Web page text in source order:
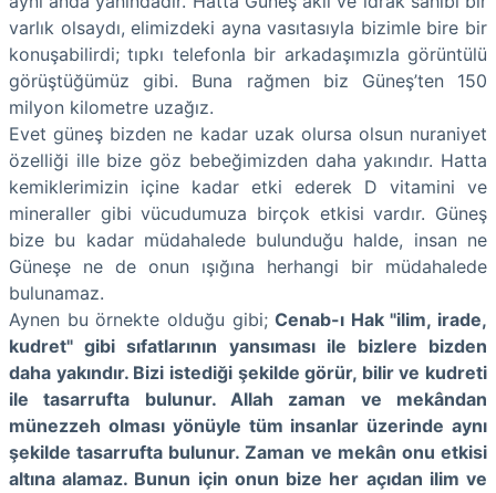
varlık olsaydı, elimizdeki ayna vasıtasıyla bizimle bire bir
konuşabilirdi; tıpkı telefonla bir arkadaşımızla görüntülü
görüştüğümüz gibi. Buna rağmen biz Güneş’ten 150
milyon kilometre uzağız.
Evet güneş bizden ne kadar uzak olursa olsun nuraniyet
özelliği ille bize göz bebeğimizden daha yakındır. Hatta
kemiklerimizin içine kadar etki ederek D vitamini ve
mineraller gibi vücudumuza birçok etkisi vardır. Güneş
bize bu kadar müdahalede bulunduğu halde, insan ne
Güneşe ne de onun ışığına herhangi bir müdahalede
bulunamaz.
Aynen bu örnekte olduğu gibi;Cenab-ı Hak "ilim, irade,
kudret" gibi sıfatlarının yansıması ile bizlere bizden
daha yakındır. Bizi istediği şekilde görür, bilir ve kudreti
ile tasarrufta bulunur. Allah zaman ve mekândan
münezzeh olması yönüyle tüm insanlar üzerinde aynı
şekilde tasarrufta bulunur. Zaman ve mekân onu etkisi
altına alamaz. Bunun için onun bize her açıdan ilim ve